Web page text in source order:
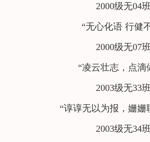
2000级无04
“无心化语 行健
2000级无07
“凌云壮志，点滴
2003级无33
“谆谆无以为报，姗姗
2003级无34